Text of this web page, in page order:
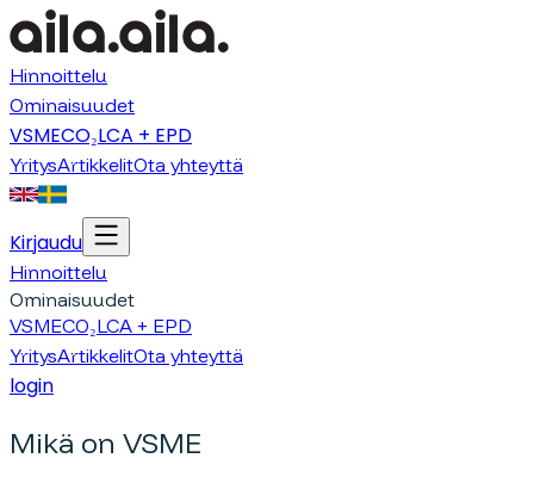
Hinnoittelu
Ominaisuudet
VSMECO₂LCA + EPD
YritysArtikkelitOta yhteyttä
Kirjaudu
Hinnoittelu
Ominaisuudet
VSMECO₂LCA + EPD
YritysArtikkelitOta yhteyttä
login
Mikä on VSME